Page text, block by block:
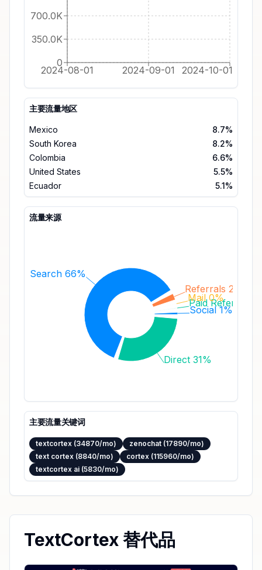
2024-08-01 2024-09-01 2024-10-01
0
350.0K
700.0K
主要流量地区
Mexico
8.7%
South Korea
8.2%
Colombia
6.6%
United States
5.5%
Ecuador
5.1%
流量来源
Social 1%
Paid Referrals
Mail 0%
Referrals 2%
Search 66%
Direct 31%
主要流量关键词
textcortex (34870/mo)
zenochat (17890/mo)
text cortex (8840/mo)
cortex (115960/mo)
textcortex ai (5830/mo)
TextCortex 替代品